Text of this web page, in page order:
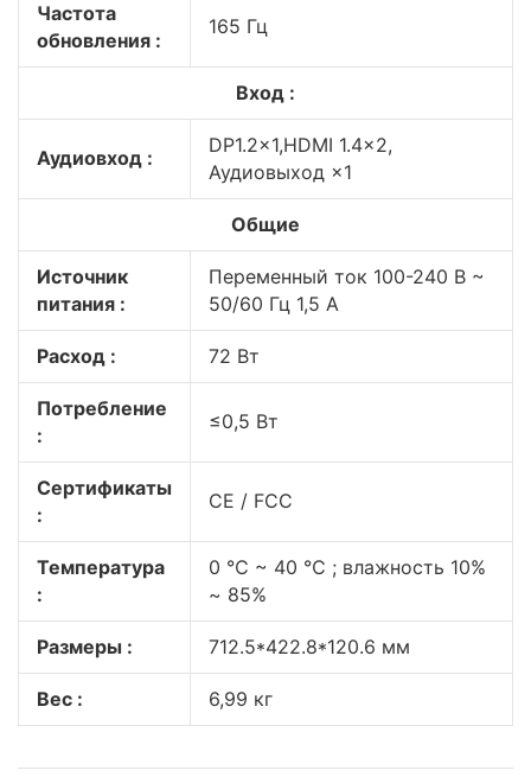
Частота
обновления :
165 Гц
Вход :
Аудиовход :
DP1.2×1,HDMI 1.4×2,
Аудиовыход ×1
Общие
Источник
питания :
Переменный ток 100-240 В ~
50/60 Гц 1,5 А
Расход : 72 Вт
Потребление
:
≤0,5 Вт
Сертификаты
:
CE / FCC
Температура
:
0 ℃ ~ 40 ℃ ; влажность 10%
~ 85%
Размеры : 712.5*422.8*120.6 мм
Вес : 6,99 кг